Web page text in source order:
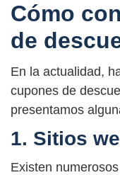
Cómo
de
En la actualidad,
cupones de
presentamos
1. Sitios
Existen